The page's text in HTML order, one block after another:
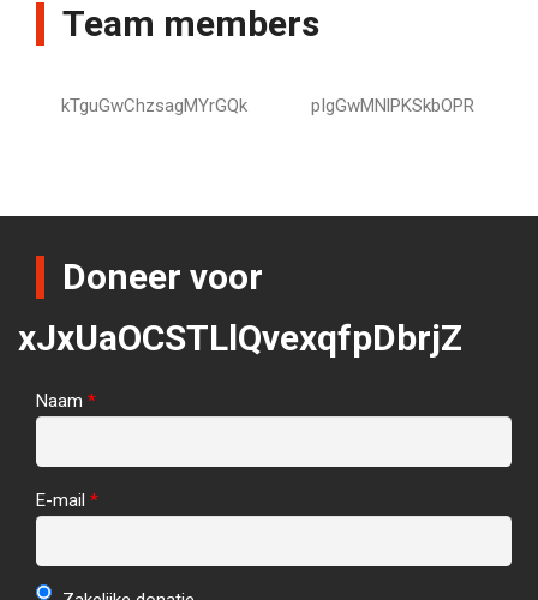
Team members
kTguGwChzsagMYrGQk pIgGwMNlPKSkbOPR
Doneer voor
xJxUaOCSTLlQvexqfpDbrjZ
Naam *
E-mail *